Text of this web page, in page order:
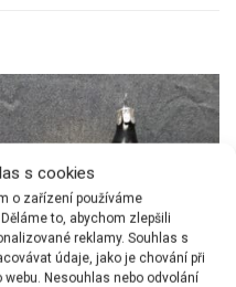
s cookies
o zařízení používáme
to, abychom zlepšili
reklamy. Souhlas s
údaje, jako je chování při
Nesouhlas nebo odvolání